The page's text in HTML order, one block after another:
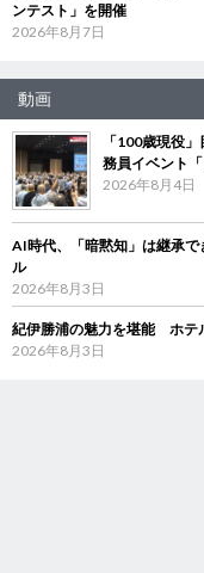
ンテスト」を開催
2026年8月7日
動画
「100歳現役
務員イベント
2026年8月4日
AI時代、「暗黙知」は継承
ル
2026年8月3日
紀伊勝浦の魅力を堪能 ホテ
2026年8月3日